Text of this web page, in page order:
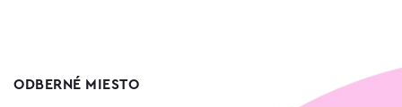
ODBERNÉ MIESTO